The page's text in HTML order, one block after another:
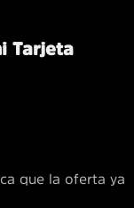
Tarjeta
que la oferta ya